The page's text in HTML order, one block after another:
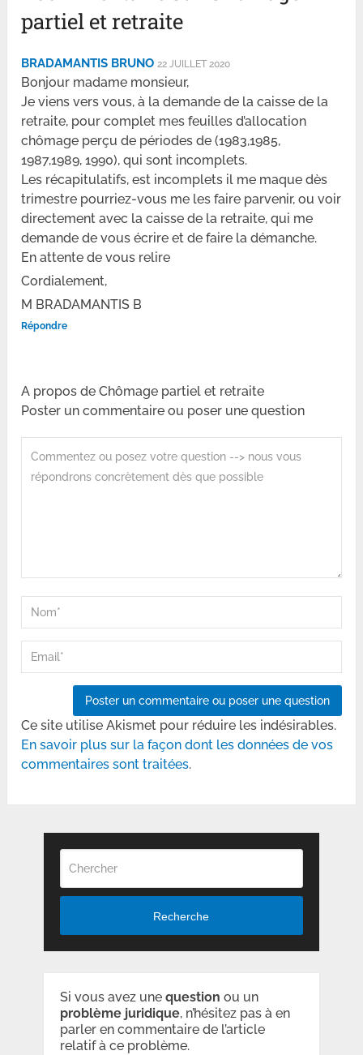
partiel et retraite
BRADAMANTIS BRUNO 22 JUILLET 2020
Bonjour madame monsieur,
Je viens vers vous, à la demande de la caisse de la
retraite, pour complet mes feuilles d’allocation
chômage perçu de périodes de (1983,1985,
1987,1989, 1990), qui sont incomplets.
Les récapitulatifs, est incomplets il me maque dès
trimestre pourriez-vous me les faire parvenir, ou voir
directement avec la caisse de la retraite, qui me
demande de vous écrire et de faire la démanche.
En attente de vous relire
Cordialement,
M BRADAMANTIS B
Répondre
A propos de Chômage partiel et retraite
Poster un commentaire ou poser une question
Ce site utilise Akismet pour réduire les indésirables.
En savoir plus sur la façon dont les données de vos
commentaires sont traitées.
Recherche
Si vous avez une question ou un
problème juridique, n’hésitez pas à en
parler en commentaire de l’article
relatif à ce problème.